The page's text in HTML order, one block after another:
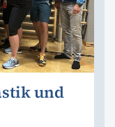
und